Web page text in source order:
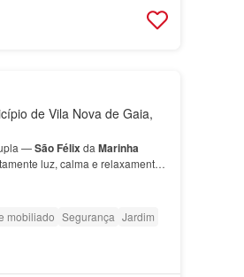
de Vila Nova de Gaia,
—São Félixda Marinha
luz, calma e relaxamento
e crianç…
mobiliado Segurança Jardim